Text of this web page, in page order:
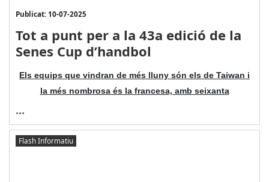
Publicat: 10-07-2025
Tot a punt per a la 43a edició de la
Senes Cup d’handbol
Els equips que vindran de més lluny són els de Taiwan i
la més nombrosa és la francesa, amb seixanta
...
Flash Informatiu